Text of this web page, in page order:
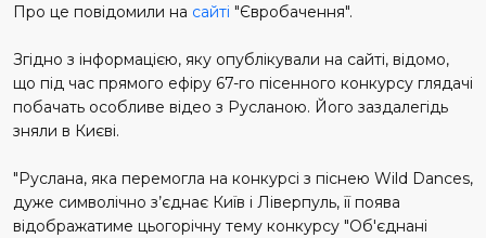
Про це повідомили на сайті "Євробачення".
Згідно з інформацією, яку опублікували на сайті, відомо,
що під час прямого ефіру 67-го пісенного конкурсу глядачі
побачать особливе відео з Русланою. Його заздалегідь
зняли в Києві.
"Руслана, яка перемогла на конкурсі з піснею Wild Dances,
дуже символічно з’єднає Київ і Ліверпуль, її поява
відображатиме цьогорічну тему конкурсу "Об'єднані